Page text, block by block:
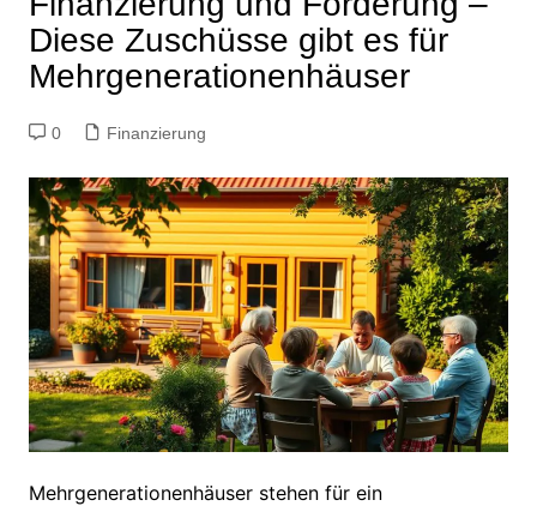
Diese Zuschüsse gibt es für
Mehrgenerationenhäuser
0 Finanzierung
Mehrgenerationenhäuser stehen für ein